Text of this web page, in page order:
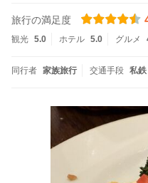
旅行の満足度
観光 5.0 ホテル 5.0 グルメ
同行者 家族旅行 交通手段 私鉄